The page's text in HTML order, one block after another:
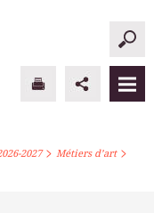
2027> Métiers d’art>